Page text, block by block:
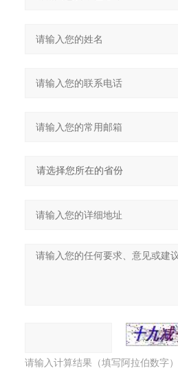
请输入计算结果（填写阿拉伯数字